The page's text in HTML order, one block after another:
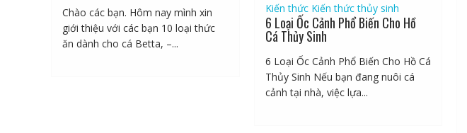
Chào các bạn. Hôm nay mình xin
giới thiệu với các bạn 10 loại thức
ăn dành cho cá Betta, –...
Kiến thức Kiến thức thủy sinh
6 Loại Ốc Cảnh Phổ Biến Cho Hồ
Cá Thủy Sinh
6 Loại Ốc Cảnh Phổ Biến Cho Hồ Cá
Thủy Sinh Nếu bạn đang nuôi cá
cảnh tại nhà, việc lựa...